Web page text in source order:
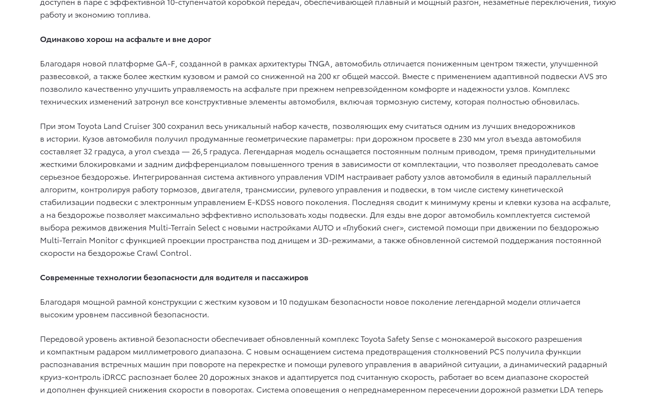
работу и экономию топлива.
Одинаково хорош на асфальте и вне дорог
Благодаря новой платформе GA-F, созданной в рамках архитектуры TNGA, автомобиль отличается пониженным центром тяжести, улучшенной
развесовкой, а также более жестким кузовом и рамой со сниженной на 200 кг общей массой. Вместе с применением адаптивной подвески AVS это
позволило качественно улучшить управляемость на асфальте при прежнем непревзойденном комфорте и надежности узлов. Комплекс
технических изменений затронул все конструктивные элементы автомобиля, включая тормозную систему, которая полностью обновилась.
При этом Toyota Land Cruiser 300 сохранил весь уникальный набор качеств, позволяющих ему считаться одним из лучших внедорожников
в истории. Кузов автомобиля получил продуманные геометрические параметры: при дорожном просвете в 230 мм угол въезда автомобиля
составляет 32 градуса, а угол съезда — 26,5 градуса. Легендарная модель оснащается постоянным полным приводом, тремя принудительными
жесткими блокировками и задним дифференциалом повышенного трения в зависимости от комплектации, что позволяет преодолевать самое
серьезное бездорожье. Интегрированная система активного управления VDIM настраивает работу узлов автомобиля в единый параллельный
алгоритм, контролируя работу тормозов, двигателя, трансмиссии, рулевого управления и подвески, в том числе систему кинетической
стабилизации подвески с электронным управлением E-KDSS нового поколения. Последняя сводит к минимуму крены и клевки кузова на асфальте,
а на бездорожье позволяет максимально эффективно использовать ходы подвески. Для езды вне дорог автомобиль комплектуется системой
выбора режимов движения Multi-Terrain Select с новыми настройками AUTO и «Глубокий снег», системой помощи при движении по бездорожью
Multi-Terrain Monitor с функцией проекции пространства под днищем и 3D-режимами, а также обновленной системой поддержания постоянной
скорости на бездорожье Crawl Control.
Современные технологии безопасности для водителя и пассажиров
Благодаря мощной рамной конструкции с жестким кузовом и 10 подушкам безопасности новое поколение легендарной модели отличается
высоким уровнем пассивной безопасности.
Передовой уровень активной безопасности обеспечивает обновленный комплекс Toyota Safety Sense с монокамерой высокого разрешения
и компактным радаром миллиметрового диапазона. С новым оснащением система предотвращения столкновений PCS получила функции
распознавания встречных машин при повороте на перекрестке и помощи рулевого управления в аварийной ситуации, а динамический радарный
круиз-контроль iDRCC распознает более 20 дорожных знаков и адаптируется под считанную скорость, работает во всем диапазоне скоростей
и дополнен функцией снижения скорости в поворотах. Система оповещения о непреднамеренном пересечении дорожной разметки LDA теперь